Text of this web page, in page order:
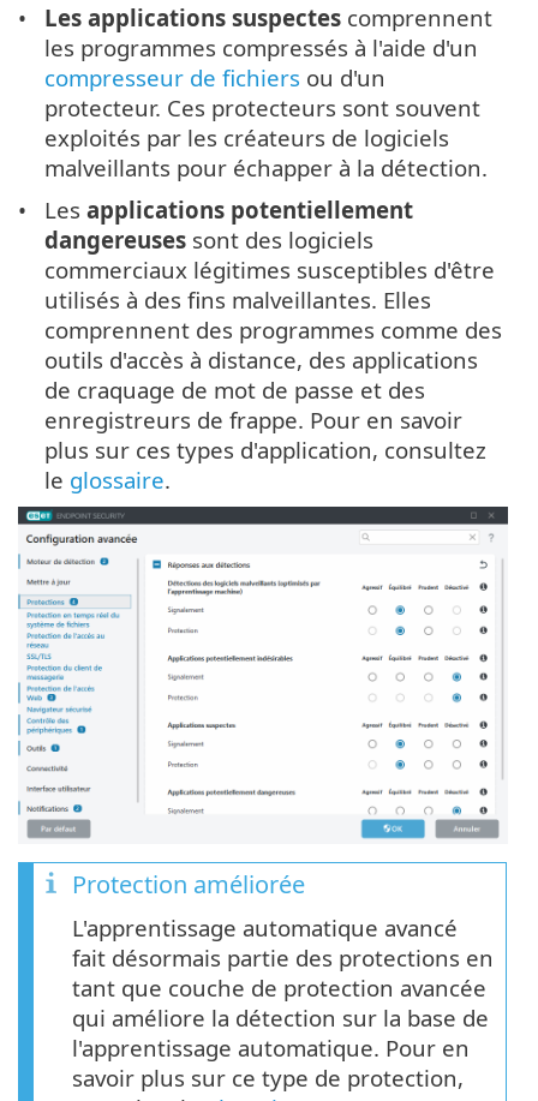
Les applications suspectes comprennent
les programmes compressés à l'aide d'un
compresseur de fichiers ou d'un
protecteur. Ces protecteurs sont souvent
exploités par les créateurs de logiciels
malveillants pour échapper à la détection.
Lesapplications potentiellement
dangereuses sont des logiciels
commerciaux légitimes susceptibles d'être
utilisés à des fins malveillantes. Elles
comprennent des programmes comme des
outils d'accès à distance, des applications
de craquage de mot de passe et des
enregistreurs de frappe. Pour en savoir
plus sur ces types d'application, consultez
le glossaire.
Protection améliorée
L'apprentissage automatique avancé
fait désormais partie des protections en
tant que couche de protection avancée
qui améliore la détection sur la base de
l'apprentissage automatique. Pour en
savoir plus sur ce type de protection,